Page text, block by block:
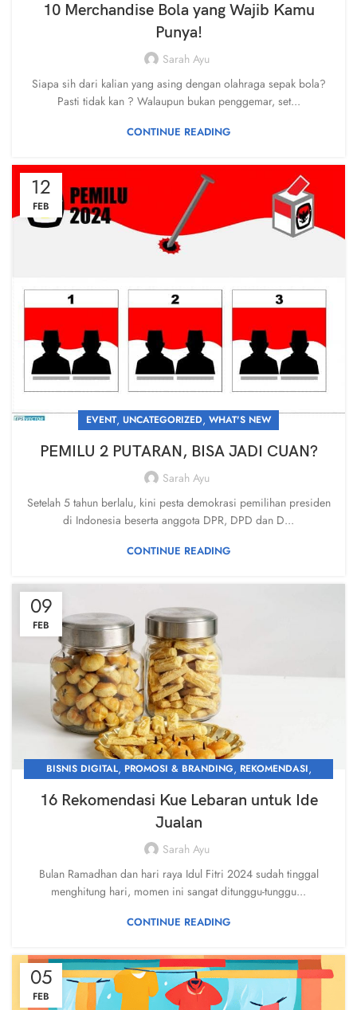
10 Merchandise Bola yang Wajib Kamu
Punya!
Sarah Ayu
Siapa sih dari kalian yang asing dengan olahraga sepak bola?
Pasti tidak kan ? Walaupun bukan penggemar, set...
CONTINUE READING
12
FEB
EVENT, UNCATEGORIZED, WHAT'S NEW
PEMILU 2 PUTARAN, BISA JADI CUAN?
Sarah Ayu
Setelah 5 tahun berlalu, kini pesta demokrasi pemilihan presiden
di Indonesia beserta anggota DPR, DPD dan D...
CONTINUE READING
09
FEB
BISNIS DIGITAL, PROMOSI & BRANDING, REKOMENDASI,
16 Rekomendasi Kue Lebaran untuk Ide
Jualan
Sarah Ayu
Bulan Ramadhan dan hari raya Idul Fitri 2024 sudah tinggal
menghitung hari, momen ini sangat ditunggu-tunggu...
CONTINUE READING
05
FEB